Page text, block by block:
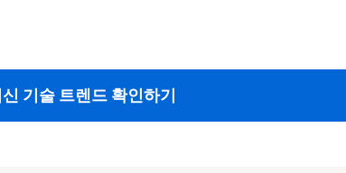
기술 트렌드 확인하기